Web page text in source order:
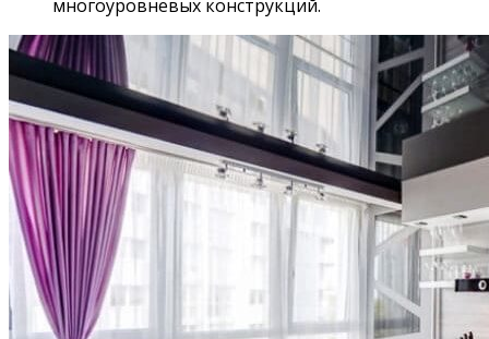
многоуровневых конструкций.